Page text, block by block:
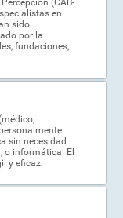
(CAB-
en
sido
por la
fundaciones,
sin necesidad
o informática. El
y eficaz.